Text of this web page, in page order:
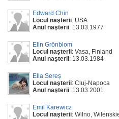
Edward Chin
Locul naşterii: USA
Anul naşterii: 13.03.1977
Elin Grönblom
Locul naşterii: Vasa, Finland
Anul naşterii: 13.03.1984
Ella Sereș
Locul naşterii: Cluj-Napoca
Anul naşterii: 13.03.2001
Emil Karewicz
Locul naşterii: Wilno,